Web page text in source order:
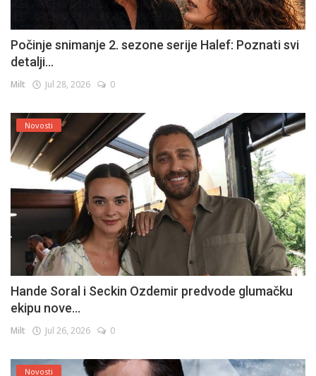
Počinje snimanje 2. sezone serije Halef: Poznati svi
detalji...
Milt Jul 28, 2026 0
Novosti
Hande Soral i Seckin Ozdemir predvode glumačku
ekipu nove...
Milt Jul 26, 2026 0
Novosti